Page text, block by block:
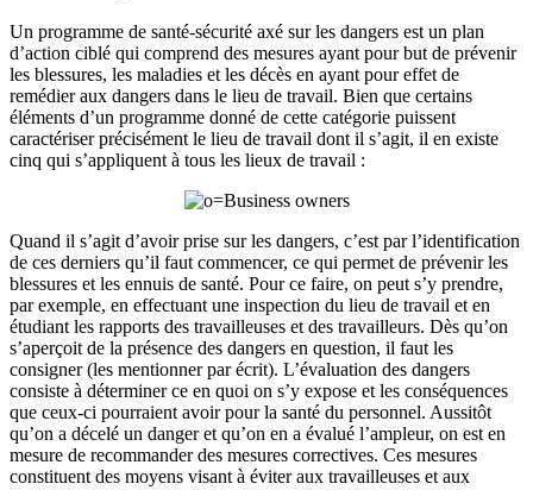
Un programme de santé-sécurité axé sur les dangers est un plan
d’action ciblé qui comprend des mesures ayant pour but de prévenir
les blessures, les maladies et les décès en ayant pour effet de
remédier aux dangers dans le lieu de travail. Bien que certains
éléments d’un programme donné de cette catégorie puissent
caractériser précisément le lieu de travail dont il s’agit, il en existe
cinq qui s’appliquent à tous les lieux de travail :
Quand il s’agit d’avoir prise sur les dangers, c’est par l’identification
de ces derniers qu’il faut commencer, ce qui permet de prévenir les
blessures et les ennuis de santé. Pour ce faire, on peut s’y prendre,
par exemple, en effectuant une inspection du lieu de travail et en
étudiant les rapports des travailleuses et des travailleurs. Dès qu’on
s’aperçoit de la présence des dangers en question, il faut les
consigner (les mentionner par écrit). L’évaluation des dangers
consiste à déterminer ce en quoi on s’y expose et les conséquences
que ceux-ci pourraient avoir pour la santé du personnel. Aussitôt
qu’on a décelé un danger et qu’on en a évalué l’ampleur, on est en
mesure de recommander des mesures correctives. Ces mesures
constituent des moyens visant à éviter aux travailleuses et aux